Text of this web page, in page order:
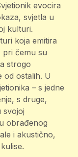
evocira
svjetla u
kulturi.
koja emitira
pri čemu su
strogo
od ostalih. U
– s jedne
s druge,
svojoj
obrađenog
i akustično,